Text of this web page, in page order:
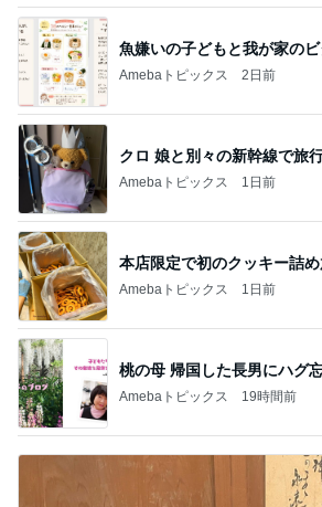
魚嫌いの子どもと我が家の
Amebaトピックス 2日前
クロ 娘と別々の新幹線で旅
Amebaトピックス 1日前
本店限定で初のクッキー詰
Amebaトピックス 1日前
桃の母 帰国した長男にハグ
Amebaトピックス 19時間前